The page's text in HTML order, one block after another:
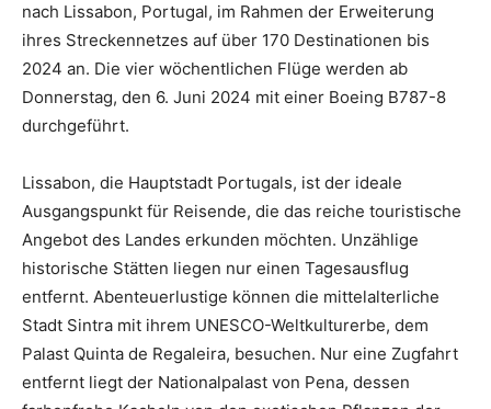
nach Lissabon, Portugal, im Rahmen der Erweiterung
ihres Streckennetzes auf über 170 Destinationen bis
2024 an. Die vier wöchentlichen Flüge werden ab
Donnerstag, den 6. Juni 2024 mit einer Boeing B787-8
durchgeführt.
Lissabon, die Hauptstadt Portugals, ist der ideale
Ausgangspunkt für Reisende, die das reiche touristische
Angebot des Landes erkunden möchten. Unzählige
historische Stätten liegen nur einen Tagesausflug
entfernt. Abenteuerlustige können die mittelalterliche
Stadt Sintra mit ihrem UNESCO-Weltkulturerbe, dem
Palast Quinta de Regaleira, besuchen. Nur eine Zugfahrt
entfernt liegt der Nationalpalast von Pena, dessen